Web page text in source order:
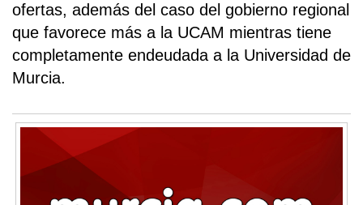
ofertas, además del caso del gobierno regional
que favorece más a la UCAM mientras tiene
completamente endeudada a la Universidad de
Murcia.